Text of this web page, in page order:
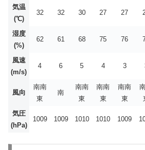
気温
(℃)
32 32 30 27 27
湿度
(%)
62 61 68 75 76
風速
(m/s)
4 6 5 4 3
風向
南南
東
南
南南
東
南南
東
南南
東
気圧
(hPa)
1009 1009 1010 1010 1009